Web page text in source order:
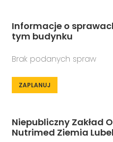
Informacje o
tym budynku
Brak podanych spraw
ZAPLANUJ
Niepubliczny Zakład
Nutrimed Ziemia